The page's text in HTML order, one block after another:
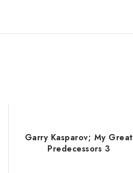
Garry Kasparov; My Great
Predecessors 3